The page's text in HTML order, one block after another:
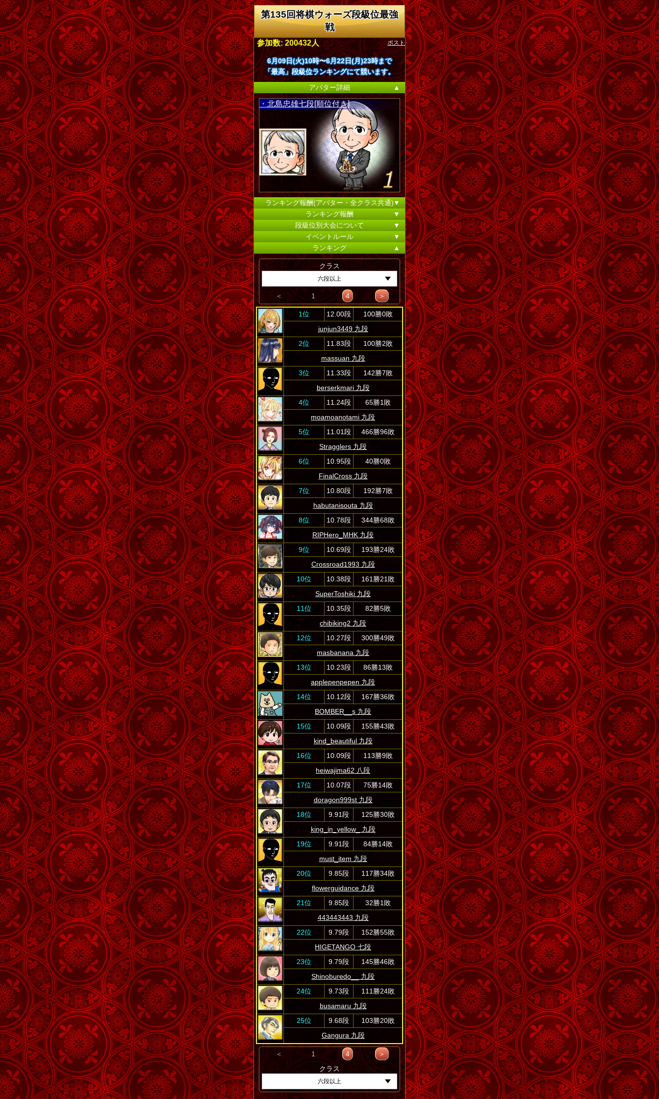
第135回将棋ウォーズ段級位最強
戦
ポスト
参加数: 200432人
6月09日(火)10時〜6月22日(月)23時まで
「最高」段級位ランキングにて競います。
アバター詳細
▲
・北島忠雄七段[順位付き]
ランキング報酬(アバター・全クラス共通)▼
ランキング報酬
▼
段級位別大会について
▼
イベントルール
▼
ランキング
▲
クラス
六段以上
＜ 1 4 ＞
1位 12.00段
100勝0敗
junjun3449 九段
2位
11.83段
100勝2敗
massuan 九段
3位
11.33段
142勝7敗
berserkmari 九段
4位
11.24段
65勝1敗
moamoanotami 九段
5位
11.01段
466勝96敗
Stragglers 九段
6位
10.95段
40勝0敗
FinalCross 九段
7位
10.80段
192勝7敗
habutanisouta 九段
8位
10.78段
344勝68敗
RIPHero_MHK 九段
9位
10.69段
193勝24敗
Crossroad1993 九段
10位
10.38段
161勝21敗
SuperToshiki 九段
11位
10.35段
82勝5敗
chibiking2 九段
12位
10.27段
300勝49敗
masbanana 九段
13位
10.23段
86勝13敗
applepenpepen 九段
14位
10.12段
167勝36敗
BOMBER__s 九段
15位
10.09段
155勝43敗
kind_beautiful 九段
16位
10.09段
113勝9敗
heiwajima62 八段
17位
10.07段
75勝14敗
doragon999st 九段
18位
9.91段
125勝30敗
king_in_yellow_ 九段
19位
9.91段
84勝14敗
must_item 九段
20位
9.85段
117勝34敗
flowerguidance 九段
21位
9.85段
32勝1敗
443443443 九段
22位
9.79段
152勝55敗
HIGETANGO 七段
23位
9.79段
145勝46敗
Shinoburedo__ 九段
24位
9.73段
111勝24敗
busamaru 九段
25位
9.68段
103勝20敗
Gangura 九段
＜ 1 4
＞
クラス
六段以上